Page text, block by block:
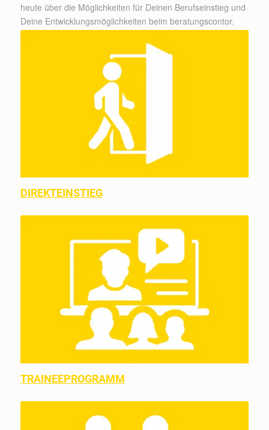
heute über die Möglichkeiten für Deinen Berufseinstieg und
Deine Entwicklungsmöglichkeiten beim beratungscontor.
DIREKTEINSTIEG
DIREKTEINSTIEG
TRAINEEPROGRAMM
TRAINEEPROGRAMM